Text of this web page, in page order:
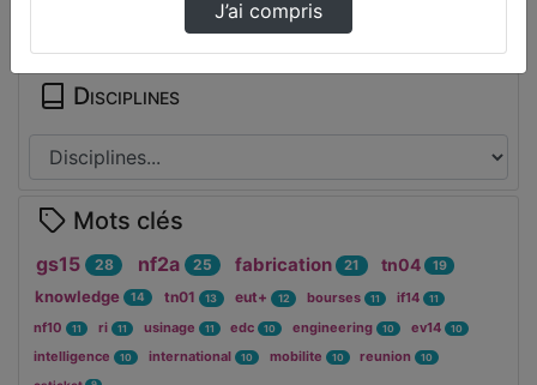
Disciplines
Mots clés
gs15 28 nf2a 25 fabrication 21 tn04 19
knowledge 14 tn01 13 eut+ 12 bourses 11 if14 11
nf10 11 ri 11 usinage 11 edc 10 engineering 10 ev14 10
intelligence 10 international 10 mobilite 10 reunion 10
J’ai compris